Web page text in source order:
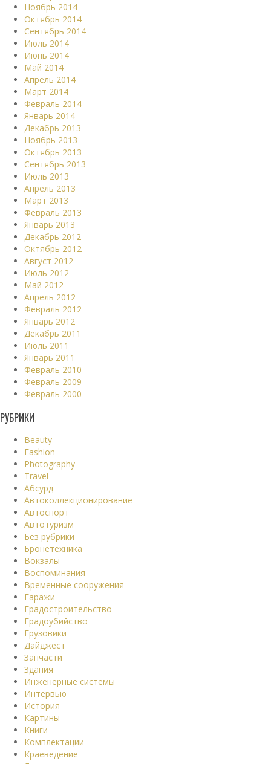
Ноябрь 2014
Октябрь 2014
Сентябрь 2014
Июль 2014
Июнь 2014
Май 2014
Апрель 2014
Март 2014
Февраль 2014
Январь 2014
Декабрь 2013
Ноябрь 2013
Октябрь 2013
Сентябрь 2013
Июль 2013
Апрель 2013
Март 2013
Февраль 2013
Январь 2013
Декабрь 2012
Октябрь 2012
Август 2012
Июль 2012
Май 2012
Апрель 2012
Февраль 2012
Январь 2012
Декабрь 2011
Июль 2011
Январь 2011
Февраль 2010
Февраль 2009
Февраль 2000
РУБРИКИ
Beauty
Fashion
Photography
Travel
Абсурд
Автоколлекционирование
Автоспорт
Автотуризм
Без рубрики
Бронетехника
Вокзалы
Воспоминания
Временные сооружения
Гаражи
Градостроительство
Градоубийство
Грузовики
Дайджест
Запчасти
Здания
Инженерные системы
Интервью
История
Картины
Книги
Комплектации
Краеведение